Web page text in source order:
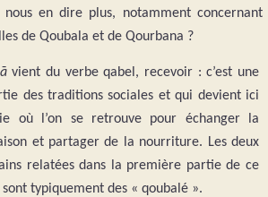
nous en dire plus, notamment concernant
de Qoubala et de Qourbana ?
vient du verbe qabel, recevoir : c’est une
des traditions sociales et qui devient ici
où l’on se retrouve pour échanger la
et partager de la nourriture. Les deux
relatées dans la première partie de ce
typiquement des « qoubalé ».